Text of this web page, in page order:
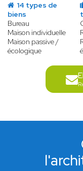
14 types de
biens
Bureau
Maison individuelle
Maison passive /
écologique